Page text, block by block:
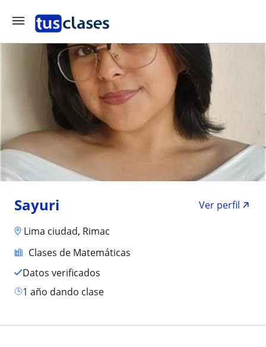
Sayuri
Ver perfil
Lima ciudad, Rimac
Clases de Matemáticas
Datos verificados
1 año dando clase